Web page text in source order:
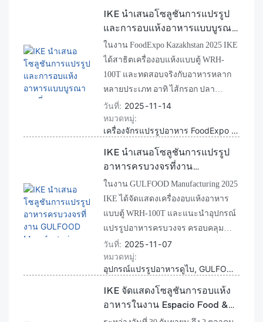
อบแห้งแบบสดๆ และค้นพบว่าทำไม
ลูกค้าในยุโรปจำนวนมากจึงนิยมผลไม้
อบแห้งแบบธรรมชาติที่ผลิตด้วย
เทคโนโลยีการอบแห้งแบบปั๊มความ
IKE นำเสนอโซลูชันการแปรรูป
และการอบแห้งอาหารแบบบูรณา
การที่งาน FoodExpo
Kazakhstan 2025
ในงาน FoodExpo Kazakhstan 2025 IKE
ได้สาธิตเครื่องอบแห้งแบบตู้ WRH-
100T และทดสอบจริงกับอาหารหลาก
หลายประเภท อาทิ ไส้กรอก ปลา
แอปเปิล บรอกโคลี เนื้อวัว เนื้อไก่ และ
พริก นอกจากนี้ บริษัทยังได้นำเสนอ
โซลูชันการอบแห้งอุตสาหกรรมครบ
วงจร ทั้งห้องอบแห้ง ห้องปั๊มความร้อน
และสายการผลิตแบบต่อเนื่อง รวมถึง
อุปกรณ์ก่อนและหลังการอบแห้ง เช่น
เครื่องล้าง เครื่องปอก เครื่องหั่น และ
ครบวงจรสำหรับสายการผลิตอาหาร
วันที่ 2025 11
14
หมวดหมู่
เครื่องจักรแปรรูปอาหาร FoodExpo Kazakhstan เครื่องจักร IKE
IKE นำเสนอโซลูชันการแปรรูป
อาหารครบวงจรที่งาน
GULFOOD Manufacturing
2025
ในงาน GULFOOD Manufacturing 2025
IKE ได้จัดแสดงเครื่องอบแห้งอาหาร
แบบตู้ WRH-100T และแนะนำอุปกรณ์
แปรรูปอาหารครบวงจร ครอบคลุม
ตั้งแต่เครื่องล้าง เครื่องปอกเปลือก
เครื่องอบแห้งแบบแช่แข็ง และเครื่อง
บรรจุภัณฑ์ ผู้เข้าชมสามารถนำ
ผลิตภัณฑ์ของตนเองมาทดลองอบแห้ง
ได้ฟรี พร้อมสัมผัสโซลูชันการแปรรูป
อาหารแบบครบวงจรของ IKE
วันที่ 2025 11
07
หมวดหมู่
อุปกรณ์แปรรูปอาหารดูไบ, GULFOOD Manufacturing, เครื่องจักรอาหาร IKE
IKE จัดแสดงโซลูชันการอบแห้ง
อาหารในงาน Espacio Food &
Service 2025 ที่ประเทศชิลี